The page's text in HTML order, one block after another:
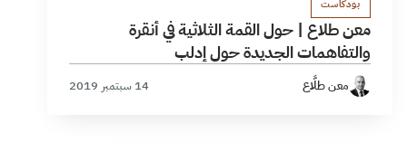
بودكاست
معن طلاع | حول القمة الثلاثية في أنقرة
والتفاهمات الجديدة حول إدلب
معن طلَّاع 14 سبتمبر 2019